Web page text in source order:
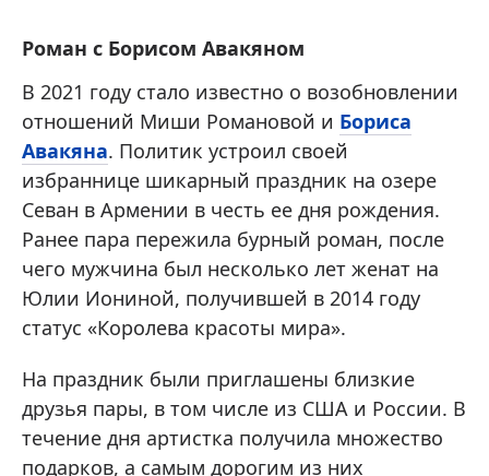
Роман с Борисом Авакяном
В 2021 году стало известно о возобновлении
отношений Миши Романовой и Бориса
Авакяна. Политик устроил своей
избраннице шикарный праздник на озере
Севан в Армении в честь ее дня рождения.
Ранее пара пережила бурный роман, после
чего мужчина был несколько лет женат на
Юлии Иониной, получившей в 2014 году
статус «Королева красоты мира».
На праздник были приглашены близкие
друзья пары, в том числе из США и России. В
течение дня артистка получила множество
подарков, а самым дорогим из них